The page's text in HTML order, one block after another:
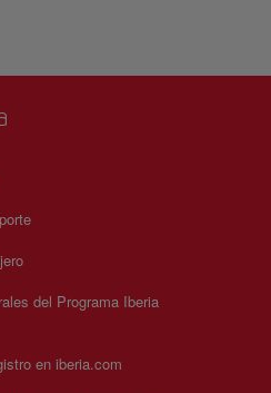
del Programa Iberia
en iberia.com